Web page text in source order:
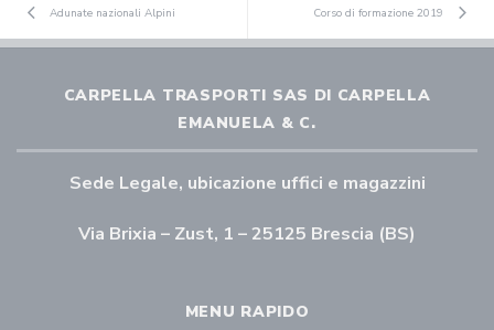
Adunate nazionali Alpini Corso di formazione 2019
CARPELLA TRASPORTI SAS DI CARPELLA
EMANUELA & C.
Sede Legale, ubicazione uffici e magazzini
Via Brixia – Zust, 1 – 25125 Brescia (BS)
MENU RAPIDO